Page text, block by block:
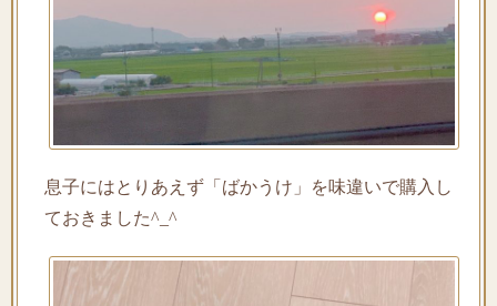
息子にはとりあえず「ばかうけ」を味違いで購入し
ておきました^_^